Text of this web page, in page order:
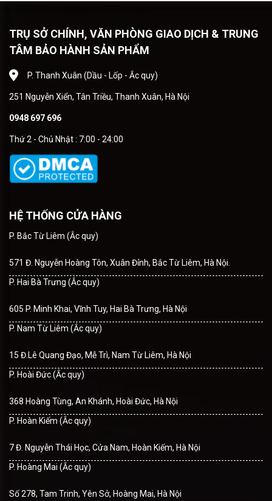
TRỤ SỞ CHÍNH, VĂN PHÒNG GIAO DỊCH & TRUNG
TÂM BẢO HÀNH SẢN PHẨM
P. Thanh Xuân (Dầu - Lốp - Ắc quy)
251 Nguyễn Xiển, Tân Triều, Thanh Xuân, Hà Nội
0948 697 696
Thứ 2 - Chủ Nhật : 7:00 - 24:00
HỆ THỐNG CỬA HÀNG
P. Bắc Từ Liêm (Ắc quy)
571 Đ. Nguyễn Hoàng Tôn, Xuân Đỉnh, Bắc Từ Liêm, Hà Nội.
P. Hai Bà Trưng (Ắc quy)
605 P. Minh Khai, Vĩnh Tuy, Hai Bà Trưng, Hà Nội
P. Nam Từ Liêm (Ắc quy)
15 Đ.Lê Quang Đạo, Mễ Trì, Nam Từ Liêm, Hà Nội
P. Hoài Đức (Ắc quy)
368 Hoàng Tùng, An Khánh, Hoài Đức, Hà Nội
P. Hoàn Kiếm (Ắc quy)
7 Đ. Nguyễn Thái Học, Cửa Nam, Hoàn Kiếm, Hà Nội
P. Hoàng Mai (Ắc quy)
Số 278, Tam Trinh, Yên Sở, Hoàng Mai, Hà Nội